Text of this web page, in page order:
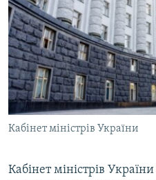
СПЕЦПРОЕКТИ
ДЕПОРТАЦІЯ
ВІДЕОУРОКИ «ELIFBE»
СВІДЧЕННЯ ОКУПАЦІЇ
УКРАЇНСЬКА ПРОБЛЕМА КРИМУ
ІНФОГРАФІКА
ЯК ОБІЙТИ БЛОКУВАННЯ
Русский
Qırımtatar
ДОЛУЧАЙСЯ!
Кабінет міністрів України
Кабінет міністрів